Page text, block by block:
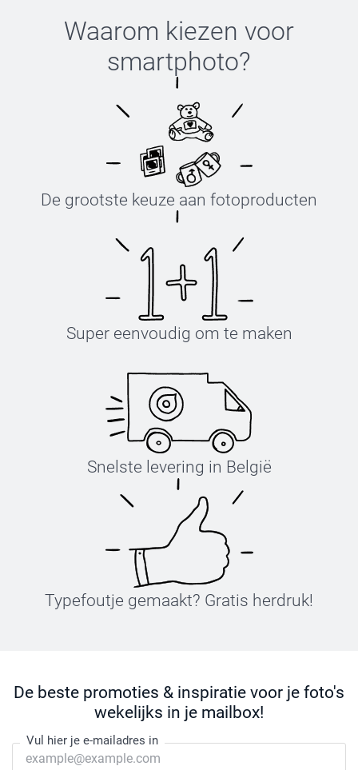
Waarom kiezen voor
smartphoto?
De grootste keuze aan fotoproducten
Super eenvoudig om te maken
Snelste levering in België
Typefoutje gemaakt? Gratis herdruk!
De beste promoties & inspiratie voor je foto's
wekelijks in je mailbox!
Vul hier je e-mailadres in